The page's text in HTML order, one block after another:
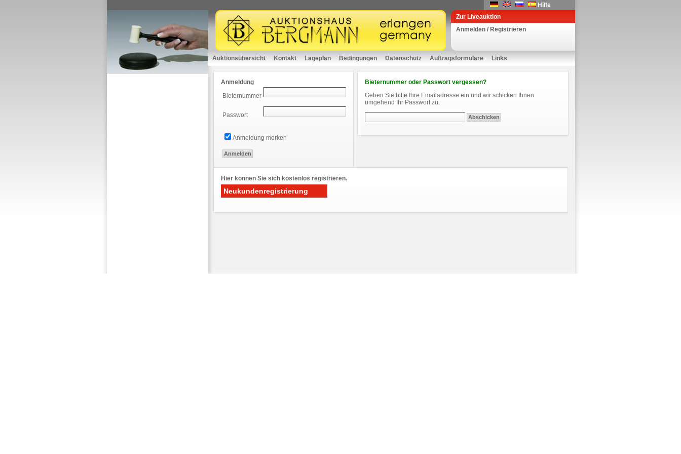
Hilfe
Zur Liveauktion
Anmelden / Registrieren
Auktionsübersicht Kontakt Lageplan Bedingungen Datenschutz Auftragsformulare Links
Anmeldung
Bieternummer
Passwort
Anmeldung merken
Bieternummer oder Passwort vergessen?
Geben Sie bitte Ihre Emailadresse ein und wir schicken Ihnen
umgehend Ihr Passwort zu.
Hier können Sie sich kostenlos registrieren.
Neukundenregistrierung